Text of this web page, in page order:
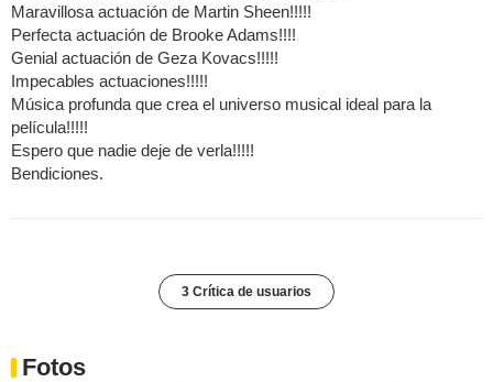
Maravillosa actuación de Martin Sheen!!!!!
Perfecta actuación de Brooke Adams!!!!
Genial actuación de Geza Kovacs!!!!!
Impecables actuaciones!!!!!
Música profunda que crea el universo musical ideal para la
película!!!!!
Espero que nadie deje de verla!!!!!
Bendiciones.
3 Crítica de usuarios
Fotos